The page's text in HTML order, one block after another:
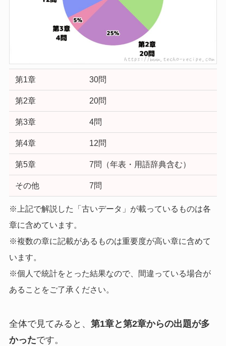
第1章 30問
第2章 20問
第3章 4問
第4章 12問
第5章 7問（年表・用語辞典含む）
その他 7問
※上記で解説した「古いデータ」が載っているものは各
章に含めています。
※複数の章に記載があるものは重要度が高い章に含めて
います。
※個人で統計をとった結果なので、間違っている場合が
あることをご了承ください。
全体で見てみると、 第1章と第2章からの出題が多
かったです。